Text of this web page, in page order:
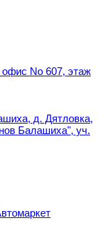
No 607, этаж
д. Дятловка,
Балашиха", уч.